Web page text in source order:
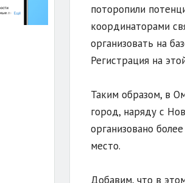
поторопили
координаторами
организовать на
Регистрация на
Таким образом, в
город, наряду с
организовано
место.
Добавим, что в